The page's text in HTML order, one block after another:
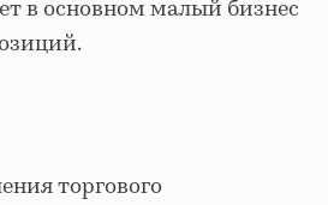
в основном малый бизнес
торгового